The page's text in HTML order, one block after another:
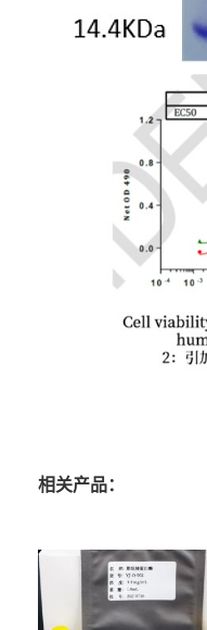
相关产品：